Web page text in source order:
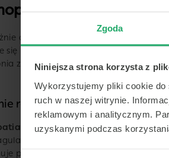
Zgoda
Niniejsza strona korzysta z
Wykorzystujemy pliki cookie do
ruch w naszej witrynie.
reklamowym i analitycznym.
uzyskanymi podczas
oka – metody
od rodzaju retinopatii, okulista
się pacjent, a następnie dostosowuje
zaawansowania zmian
retinopatii cukrzycowej
cukrzycowawystępująca u osób
laserowej. W tej metodzie
postęp choroby i zmniejsza ryzyko